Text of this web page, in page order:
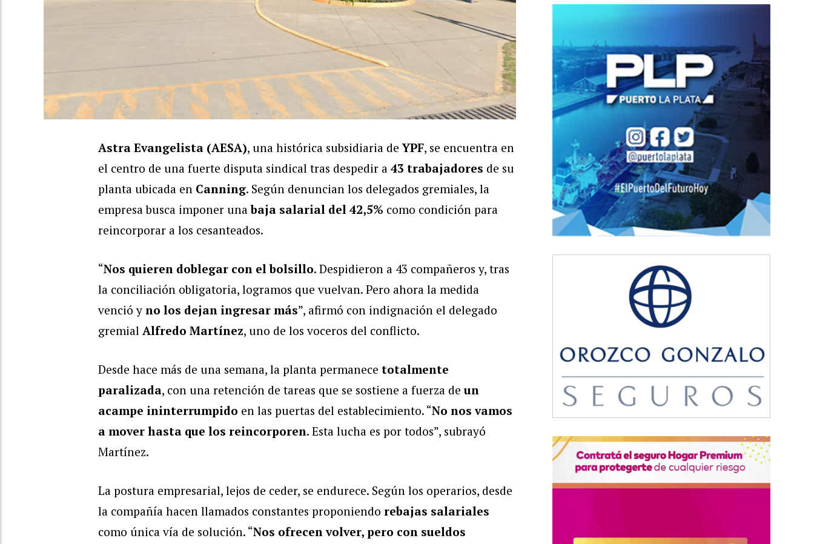
Astra Evangelista (AESA), una histórica subsidiaria deYPF, se encuentra en
el centro de una fuerte disputa sindical tras despedir a 43 trabajadores de su
planta ubicada en Canning. Según denuncian los delegados gremiales, la
empresa busca imponer unabaja salarial del 42,5% como condición para
reincorporar a los cesanteados.
“Nos quieren doblegar con el bolsillo. Despidieron a 43 compañeros y, tras
la conciliación obligatoria, logramos que vuelvan. Pero ahora la medida
venció y no los dejan ingresar más”, afirmó con indignación el delegado
gremial Alfredo Martínez, uno de los voceros del conflicto.
Desde hace más de una semana, la planta permanece totalmente
paralizada, con una retención de tareas que se sostiene a fuerza de un
acampe ininterrumpido en las puertas del establecimiento. “No nos vamos
a mover hasta que los reincorporen. Esta lucha es por todos”, subrayó
Martínez.
La postura empresarial, lejos de ceder, se endurece. Según los operarios, desde
la compañía hacen llamados constantes proponiendo rebajas salariales
como única vía de solución. “Nos ofrecen volver, pero con sueldos